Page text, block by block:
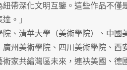
帶深化文明互鑒。這些作品不僅
。」
清華大學（美術學院）、中國
州美術學院、四川美術學院、西
家共繪灣區未來，連袂美國、德